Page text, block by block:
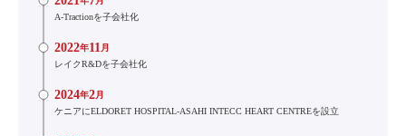
A-Tractionを子会社化
2022年11月
レイクR&Dを子会社化
2024年2月
ケニアにELDORET HOSPITAL-ASAHI INTECC HEART CENTREを設立